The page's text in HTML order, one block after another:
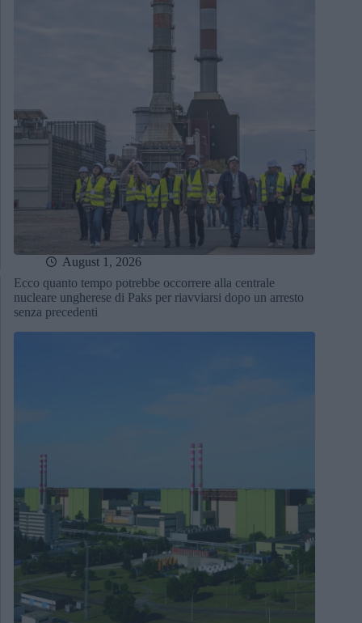
August 1, 2026
Ecco quanto tempo potrebbe occorrere alla centrale
nucleare ungherese di Paks per riavviarsi dopo un arresto
senza precedenti